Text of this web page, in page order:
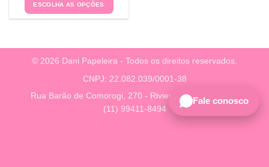
ESCOLHA AS OPÇÕES
© 2026 Dani Papeleira - Todos os direitos reservados.
CNPJ: 22.082.039/0001-38
Rua Barão de Comorogi, 270 - Riviera, São Paulo - SP
(11) 99411-8494
Fale conosco